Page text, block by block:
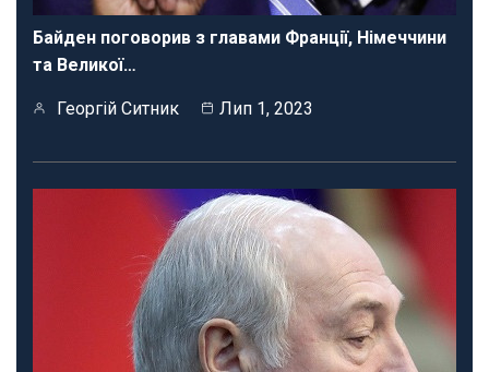
Байден поговорив з главами Франції, Німеччини
та Великої…
Георгій Ситник Лип 1, 2023